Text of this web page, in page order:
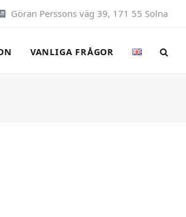
Göran Perssons väg 39, 171 55 Solna
VANLIGA FRÅGOR